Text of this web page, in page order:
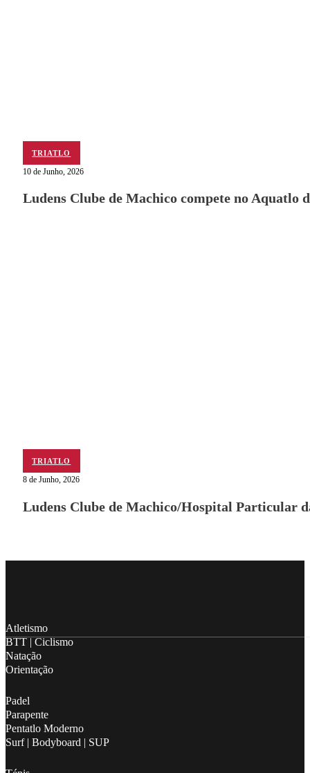
TRIATLO
10 de Junho, 2026
Ludens Clube de Machico compete no Aquatlo
TRIATLO
8 de Junho, 2026
Ludens Clube de Machico/Hospital Particular
Atletismo
BTT | Ciclismo
Natação
Orientação
Padel
Parapente
Pentatlo Moderno
Surf | Bodyboard | SUP